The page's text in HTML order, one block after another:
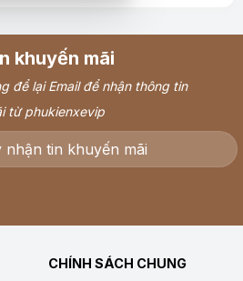
khuyến mãi
để lại Email để nhận thông tin
từ phukienxevip
CHÍNH SÁCH CHUNG